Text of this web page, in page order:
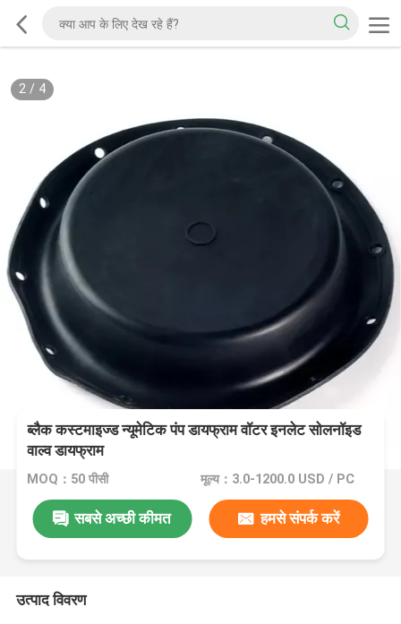
2/ 4
ब्लैक कस्टमाइज्ड न्यूमेटिक पंप डायफ्राम वॉटर इनलेट सोलनॉइड
वाल्व डायफ्राम
MOQ：50 पीसी मूल्य：3.0-1200.0 USD / PC
सबसे अच्छी कीमत हमसे संपर्क करें
उत्पाद विवरण